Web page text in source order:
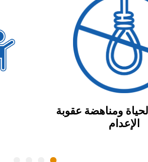
ومناهضة عقوبة
الإعدام